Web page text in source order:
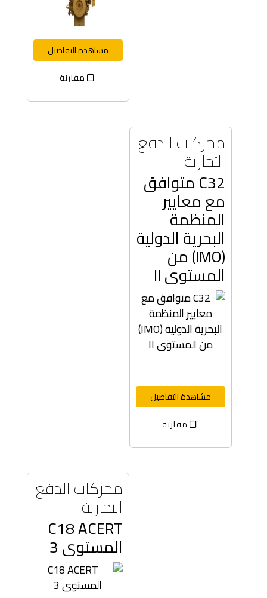
مشاهدة التفاصيل
مقارنة
محركات الدفع
التجارية
C32 متوافق
مع معايير
المنظمة
البحرية الدولية
(IMO) من
المستوى II
مشاهدة التفاصيل
مقارنة
محركات الدفع
التجارية
C18 ACERT
المستوى 3